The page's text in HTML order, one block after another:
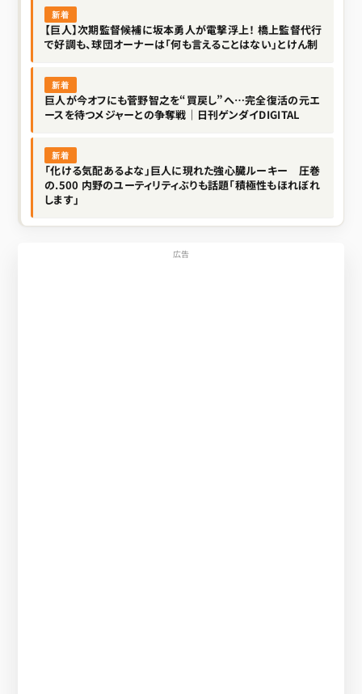
新着
【巨人】次期監督候補に坂本勇人が電撃浮上！ 橋上監督代行
で好調も、球団オーナーは「何も言えることはない」とけん制
新着
巨人が今オフにも菅野智之を“買戻し”へ…完全復活の元エ
ースを待つメジャーとの争奪戦｜日刊ゲンダイDIGITAL
新着
「化ける気配あるよな」巨人に現れた強心臓ルーキー 圧巻
の.500 内野のユーティリティぶりも話題「積極性もほれぼれ
します」
広告